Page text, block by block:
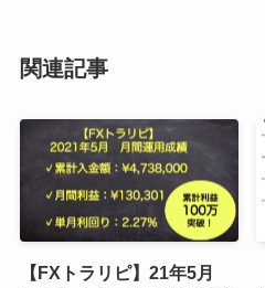
関連記事
【FXトラリピ】21年5月